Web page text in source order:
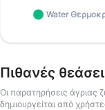
Πιθανές
Οι παρατηρήσεις άγριας
δημιουργείται από